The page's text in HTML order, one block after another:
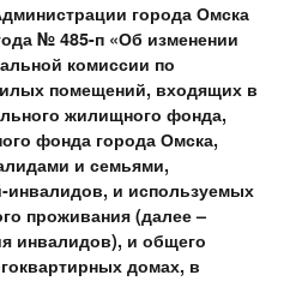
города Омска
№ 485-п «Об изменении
комиссии по
помещений, входящих в
жилищного фонда,
фонда города Омска,
и семьями,
и используемых
проживания (далее –
инвалидов), и общего
домах, в